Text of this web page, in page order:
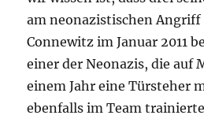
am neonazistischen
Connewitz im Januar 2011
einer der Neonazis, die auf
einem Jahr eine Türsteher
ebenfalls im Team